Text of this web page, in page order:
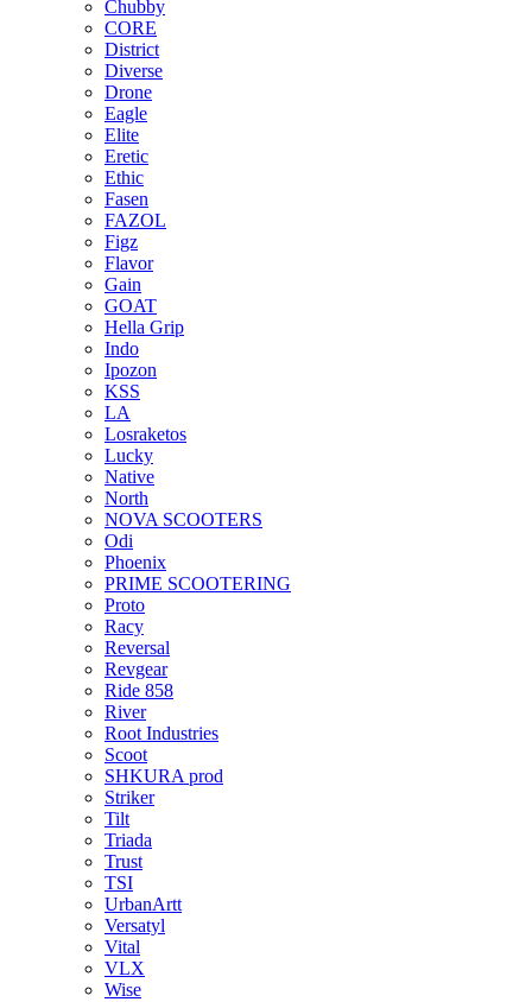
Chubby
CORE
District
Diverse
Drone
Eagle
Elite
Eretic
Ethic
Fasen
FAZOL
Figz
Flavor
Gain
GOAT
Hella Grip
Indo
Ipozon
KSS
LA
Losraketos
Lucky
Native
North
NOVA SCOOTERS
Odi
Phoenix
PRIME SCOOTERING
Proto
Racy
Reversal
Revgear
Ride 858
River
Root Industries
Scoot
SHKURA рrоd
Striker
Tilt
Triada
Trust
TSI
UrbanArtt
Versatyl
Vital
VLX
Wise